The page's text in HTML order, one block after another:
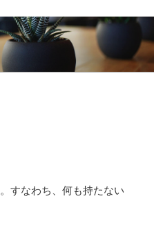
すなわち、何も持たない